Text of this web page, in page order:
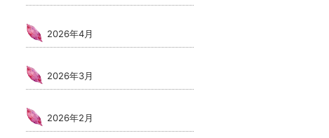
2026年4月
2026年3月
2026年2月